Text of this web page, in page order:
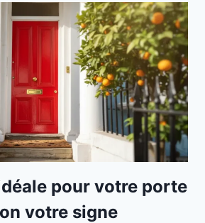
pour votre porte
votre signe